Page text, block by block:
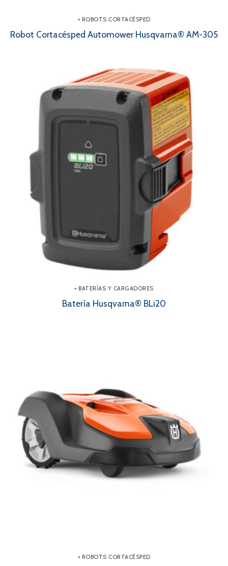
• ROBOTS CORTACÉSPED
Robot Cortacésped Automower Husqvarna® AM-305
• BATERÍAS Y CARGADORES
Batería Husqvarna® BLi20
• ROBOTS CORTACÉSPED